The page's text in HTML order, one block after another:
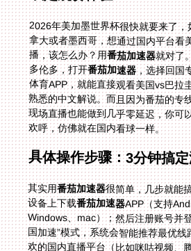
2026年美加墨世界杯很快就要来了
拿大或者墨西哥，想通过国内平台看
播，该怎么办？用番茄加速器就对了
多伦多，打开番茄加速器，选择回国
体育APP，就能直接
熟悉的中文解说。而
现场直播也能做到几
欢呼，仿佛就在国内看球一样。
具体操作步骤：3分钟搞
其实用番茄加速器很简单，几步就能
设备上下载番茄加速器APP（支持
Windows、mac）；然后注册
国加速”模式，系统会智能推
欢的国内直播平台（比如咪咕
常观看所有赛事了。比如你想
vs 加拿大当前地区不可播放